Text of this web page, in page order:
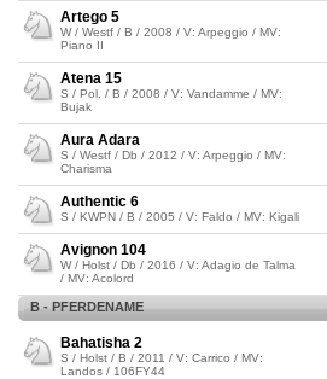
Artego 5
W / Westf / B / 2008 / V: Arpeggio / MV:
Piano II
Atena 15
S / Pol. / B / 2008 / V: Vandamme / MV:
Bujak
Aura Adara
S / Westf / Db / 2012 / V: Arpeggio / MV:
Charisma
Authentic 6
S / KWPN / B / 2005 / V: Faldo / MV: Kigali
Avignon 104
W / Holst / Db / 2016 / V: Adagio de Talma
/ MV: Acolord
B - PFERDENAME
Bahatisha 2
S / Holst / B / 2011 / V: Carrico / MV:
Landos / 106FY44